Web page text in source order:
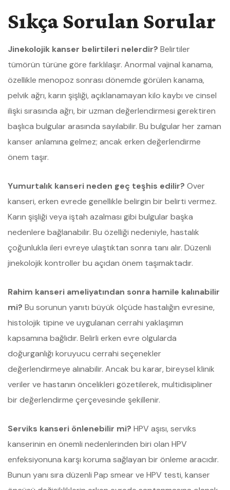
Sıkça Sorulan Sorular
Jinekolojik kanser belirtileri nelerdir? Belirtiler
tümörün türüne göre farklılaşır. Anormal vajinal kanama,
özellikle menopoz sonrası dönemde görülen kanama,
pelvik ağrı, karın şişliği, açıklanamayan kilo kaybı ve cinsel
ilişki sırasında ağrı, bir uzman değerlendirmesi gerektiren
başlıca bulgular arasında sayılabilir. Bu bulgular her zaman
kanser anlamına gelmez; ancak erken değerlendirme
önem taşır.
Yumurtalık kanseri neden geç teşhis edilir? Over
kanseri, erken evrede genellikle belirgin bir belirti vermez.
Karın şişliği veya iştah azalması gibi bulgular başka
nedenlere bağlanabilir. Bu özelliği nedeniyle, hastalık
çoğunlukla ileri evreye ulaştıktan sonra tanı alır. Düzenli
jinekolojik kontroller bu açıdan önem taşımaktadır.
Rahim kanseri ameliyatından sonra hamile kalınabilir
mi? Bu sorunun yanıtı büyük ölçüde hastalığın evresine,
histolojik tipine ve uygulanan cerrahi yaklaşımın
kapsamına bağlıdır. Belirli erken evre olgularda
doğurganlığı koruyucu cerrahi seçenekler
değerlendirmeye alınabilir. Ancak bu karar, bireysel klinik
veriler ve hastanın öncelikleri gözetilerek, multidisipliner
bir değerlendirme çerçevesinde şekillenir.
Serviks kanseri önlenebilir mi? HPV aşısı, serviks
kanserinin en önemli nedenlerinden biri olan HPV
enfeksiyonuna karşı koruma sağlayan bir önleme aracıdır.
Bunun yanı sıra düzenli Pap smear ve HPV testi, kanser